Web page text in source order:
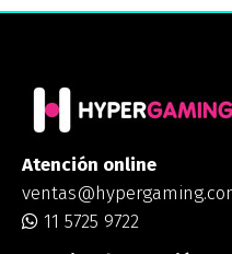
Atención online
11 5725 9722